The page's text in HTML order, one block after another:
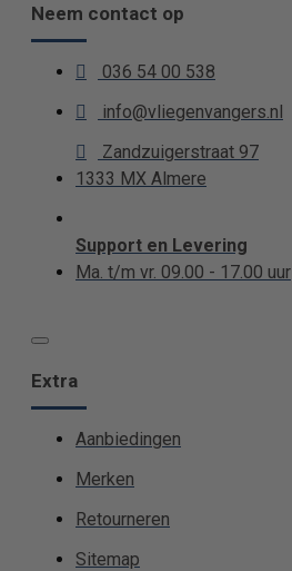
Neem contact op
036 54 00 538
info@vliegenvangers.nl
Zandzuigerstraat 97
1333 MX Almere
Support en Levering
Ma. t/m vr. 09.00 - 17.00 uur
Extra
Aanbiedingen
Merken
Retourneren
Sitemap